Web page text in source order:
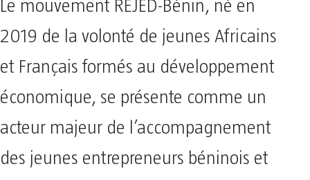
Le mouvement REJED-Bénin, né en
2019 de la volonté de jeunes Africains
et Français formés au développement
économique, se présente comme un
acteur majeur de l’accompagnement
des jeunes entrepreneurs béninois et